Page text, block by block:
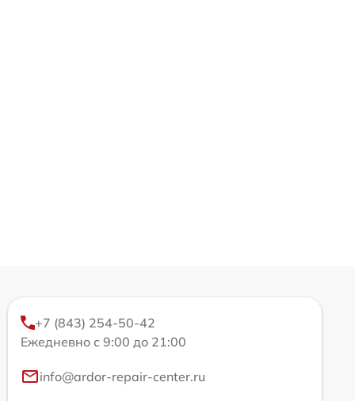
+7 (843) 254-50-42
Ежедневно с 9:00 до 21:00
info@ardor-repair-center.ru